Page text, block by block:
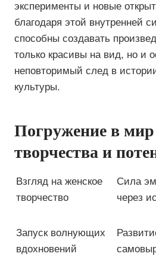
эксперименты и новые
благодаря этой внутренней
способны создавать
только красивы на вид, но и
неповторимый след в
культуры.
Погружение в мир
творчества и
Взгляд на женское
творчество
Запуск волнующих
вдохновений
Сила
через